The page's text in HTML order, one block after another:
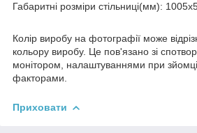
Габаритні розміри стільниці(мм):
Колір виробу на фотографії може
кольору виробу. Це пов'язано зі
монітором, налаштуваннями при
факторами.
Приховати